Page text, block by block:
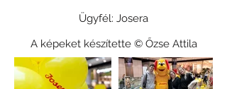
Ügyfél: Josera
A képeket készítette © Őzse Attila